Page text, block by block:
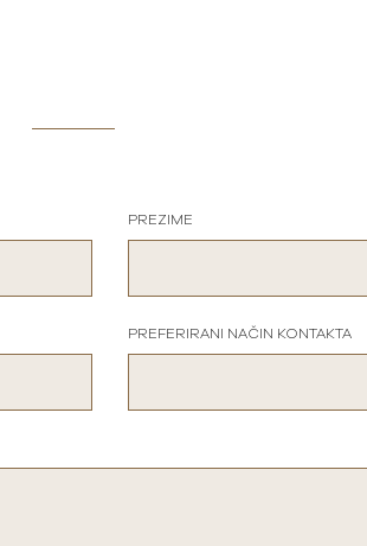
PREZIME
PREFERIRANI NAČIN KONTAKTA